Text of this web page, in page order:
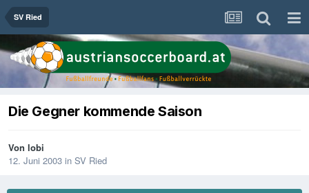
SV Ried
Die Gegner kommende Saison
Von lobi
12. Juni 2003 in SV Ried